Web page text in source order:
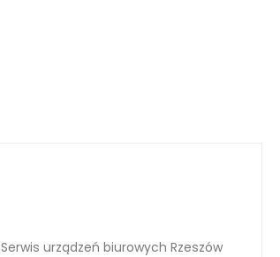
Serwis urządzeń biurowych Rzeszów